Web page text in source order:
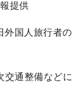
提供
外国人旅行者の
交通整備などに